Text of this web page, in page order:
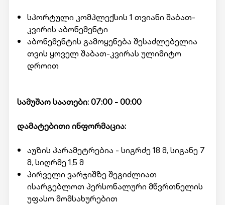
სპორტული კომპლექსის 1 თვიანი შაბათ-
კვირის აბონემენტი
აბონემენტის გამოყენება შესაძლებელია
თვის ყოველ შაბათ-კვირას ულიმიტო
დროით
სამუშაო საათები: 07:00 - 00:00
დამატებითი ინფორმაცია:
აუზის პარამეტრებია - სიგრძე 18 მ, სიგანე 7
მ, სიღრმე 1,5 მ
პირველი ვარჯიშზე შეგიძლიათ
ისარგებლოთ პერსონალური მწვრთნელის
უფასო მომსახურებით